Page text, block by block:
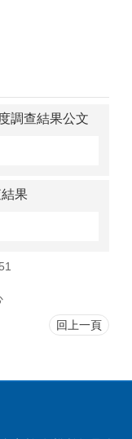
調查結果公文
果
回上一頁